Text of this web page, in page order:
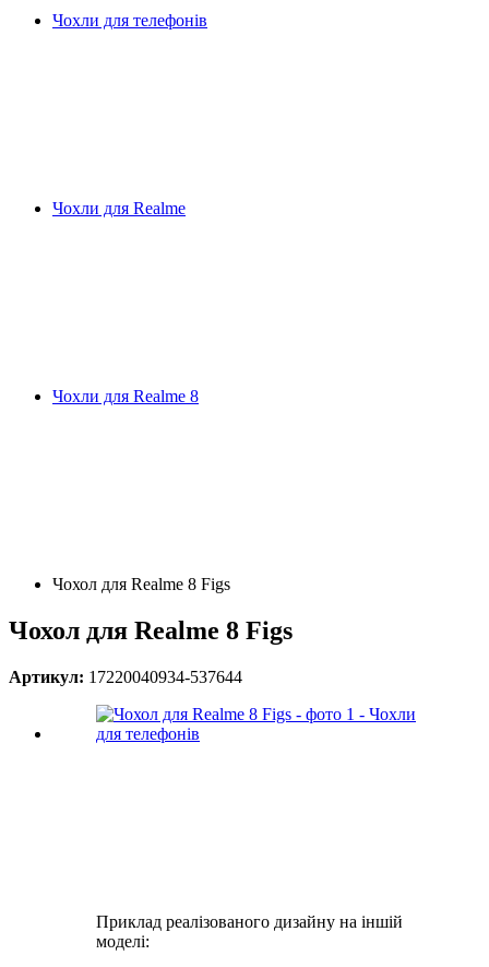
Чохли для телефонів
Чохли для Realme
Чохли для Realme 8
Чохол для Realme 8 Figs
Чохол для Realme 8 Figs
Артикул: 17220040934-537644
Приклад реалізованого дизайну на іншій
моделі: